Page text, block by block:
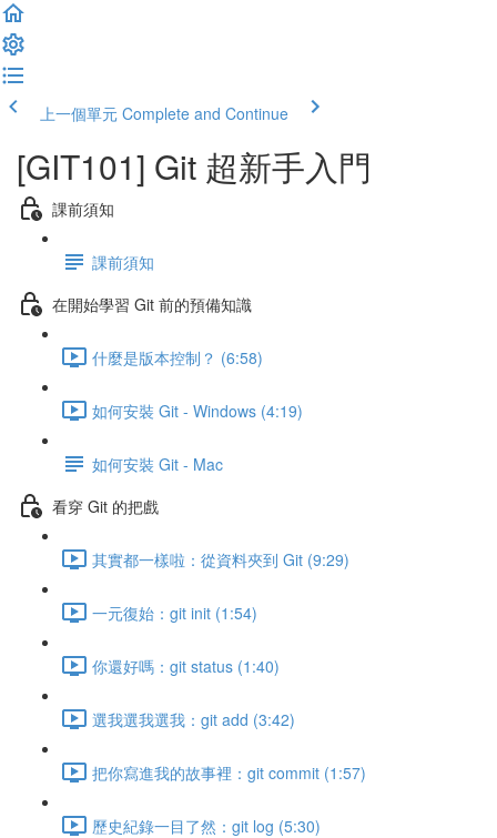
上一個單元 Complete and Continue
[GIT101] Git 超新手入門
課前須知
課前須知
在開始學習 Git 前的預備知識
什麼是版本控制？ (6:58)
如何安裝 Git - Windows (4:19)
如何安裝 Git - Mac
看穿 Git 的把戲
其實都一樣啦：從資料夾到 Git (9:29)
一元復始：git init (1:54)
你還好嗎：git status (1:40)
選我選我選我：git add (3:42)
把你寫進我的故事裡：git commit (1:57)
歷史紀錄一目了然：git log (5:30)